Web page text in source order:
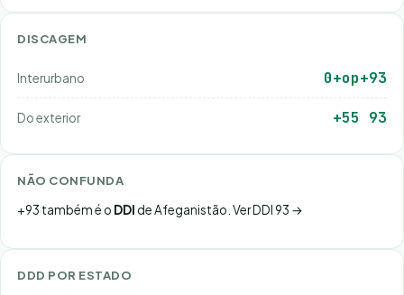
DISCAGEM
Interurbano 0+op+93
Do exterior +55 93
NÃO CONFUNDA
+93 também é o DDI de Afeganistão. Ver DDI 93 →
DDD POR ESTADO